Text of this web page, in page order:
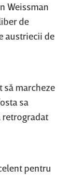
Weissman
de
austriecii de
să marcheze
sa
retrogradat
pentru